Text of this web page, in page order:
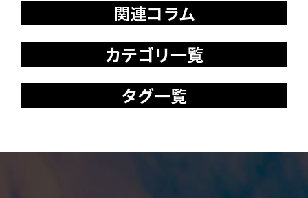
関連コラム
カテゴリ一覧
タグ一覧